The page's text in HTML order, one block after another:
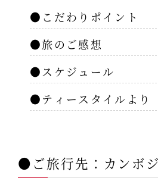
●こだわりポイント
●旅のご感想
●スケジュール
●ティースタイルより
●ご旅行先：カンボ